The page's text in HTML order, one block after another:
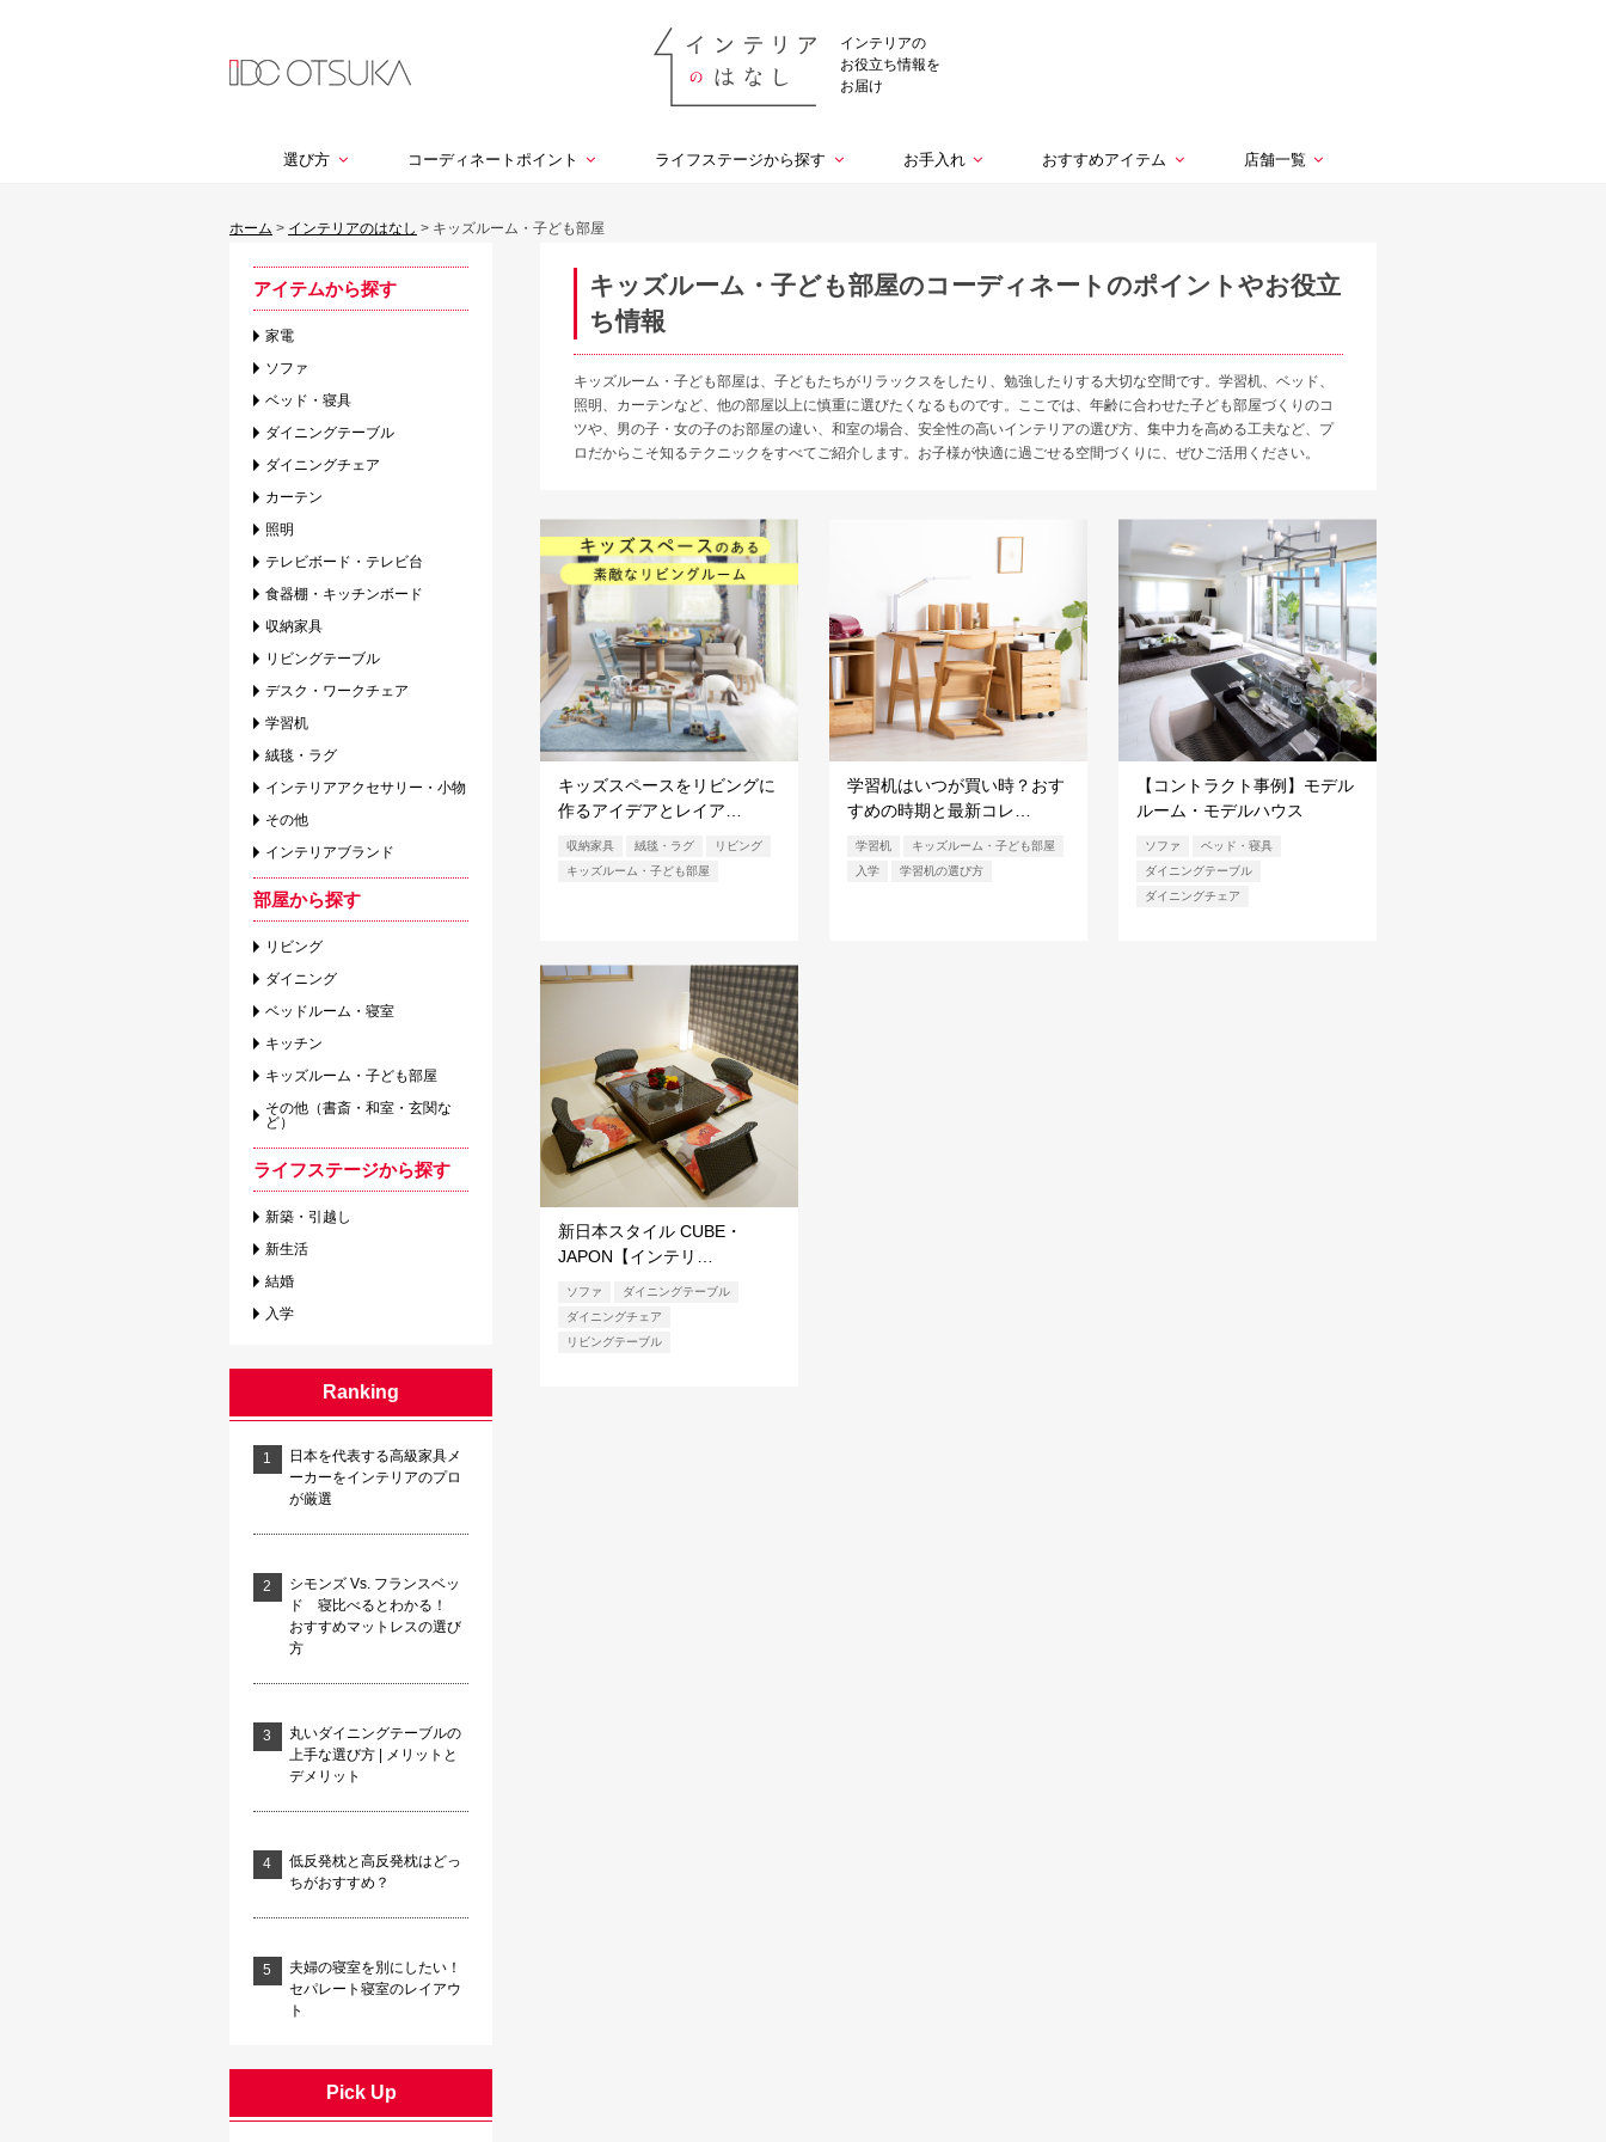
インテリアの
お役立ち情報を
お届け
選び方 コーディネートポイント ライフステージから探す お手入れ おすすめアイテム 店舗一覧
ホーム > インテリアのはなし > キッズルーム・子ども部屋
キッズルーム・子ども部屋のコーディネートのポイントやお役立
ち情報
キッズルーム・子ども部屋は、子どもたちがリラックスをしたり、勉強したりする大切な空間です。学習机、ベッド、
照明、カーテンなど、他の部屋以上に慎重に選びたくなるものです。ここでは、年齢に合わせた子ども部屋づくりのコ
ツや、男の子・女の子のお部屋の違い、和室の場合、安全性の高いインテリアの選び方、集中力を高める工夫など、プ
ロだからこそ知るテクニックをすべてご紹介します。お子様が快適に過ごせる空間づくりに、ぜひご活用ください。
キッズスペースをリビングに
作るアイデアとレイア…
収納家具 絨毯・ラグ
リビング
キッズルーム・子ども部屋
学習机はいつが買い時？おす
すめの時期と最新コレ…
学習机
キッズルーム・子ども部屋
入学
学習机の選び方
【コントラクト事例】モデル
ルーム・モデルハウス
ソファ
ベッド・寝具
ダイニングテーブル
ダイニングチェア
新日本スタイル CUBE・
JAPON【インテリ…
ソファ
ダイニングテーブル
ダイニングチェア
リビングテーブル
アイテムから探す
家電
ソファ
ベッド・寝具
ダイニングテーブル
ダイニングチェア
カーテン
照明
テレビボード・テレビ台
食器棚・キッチンボード
収納家具
リビングテーブル
デスク・ワークチェア
学習机
絨毯・ラグ
インテリアアクセサリー・小物
その他
インテリアブランド
部屋から探す
リビング
ダイニング
ベッドルーム・寝室
キッチン
キッズルーム・子ども部屋
その他（書斎・和室・玄関な
ど）
ライフステージから探す
新築・引越し
新生活
結婚
入学
Ranking
日本を代表する高級家具メ
ーカーをインテリアのプロ
が厳選
シモンズ Vs. フランスベッ
ド 寝比べるとわかる！
おすすめマットレスの選び
方
丸いダイニングテーブルの
上手な選び方 | メリットと
デメリット
低反発枕と高反発枕はどっ
ちがおすすめ？
夫婦の寝室を別にしたい！
セパレート寝室のレイアウ
ト
Pick Up